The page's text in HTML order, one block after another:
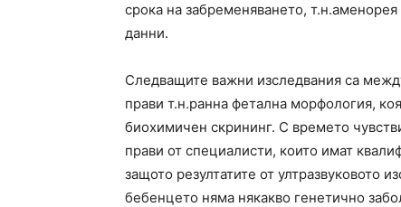
срока на забременяването,
данни.
Следващите важни изследвания са
прави т.н.ранна фетална морфология,
биохимичен скрининг. С времето
прави от специалисти, които имат
защото резултатите от ултразвуковото
бебенцето няма някакво генетично